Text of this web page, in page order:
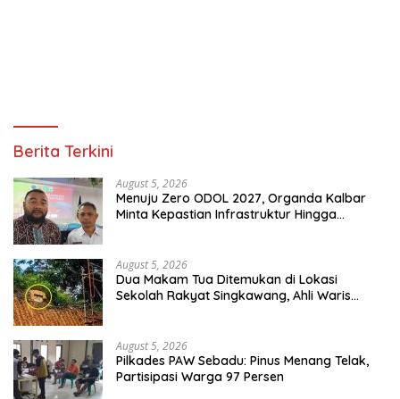
Berita Terkini
August 5, 2026
Menuju Zero ODOL 2027, Organda Kalbar
Minta Kepastian Infrastruktur Hingga
August 5, 2026
Dua Makam Tua Ditemukan di Lokasi
Sekolah Rakyat Singkawang, Ahli Waris
August 5, 2026
Pilkades PAW Sebadu: Pinus Menang Telak,
Partisipasi Warga 97 Persen